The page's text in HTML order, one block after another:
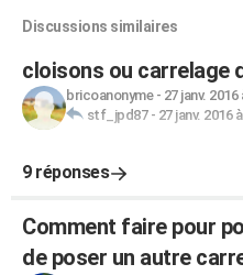
Discussions similaires
cloisons ou carrelage
bricoanonyme- 27 janv. 2016
stf_jpd87- 27 janv. 2016
9 réponses
Comment faire pour
de poser un autre